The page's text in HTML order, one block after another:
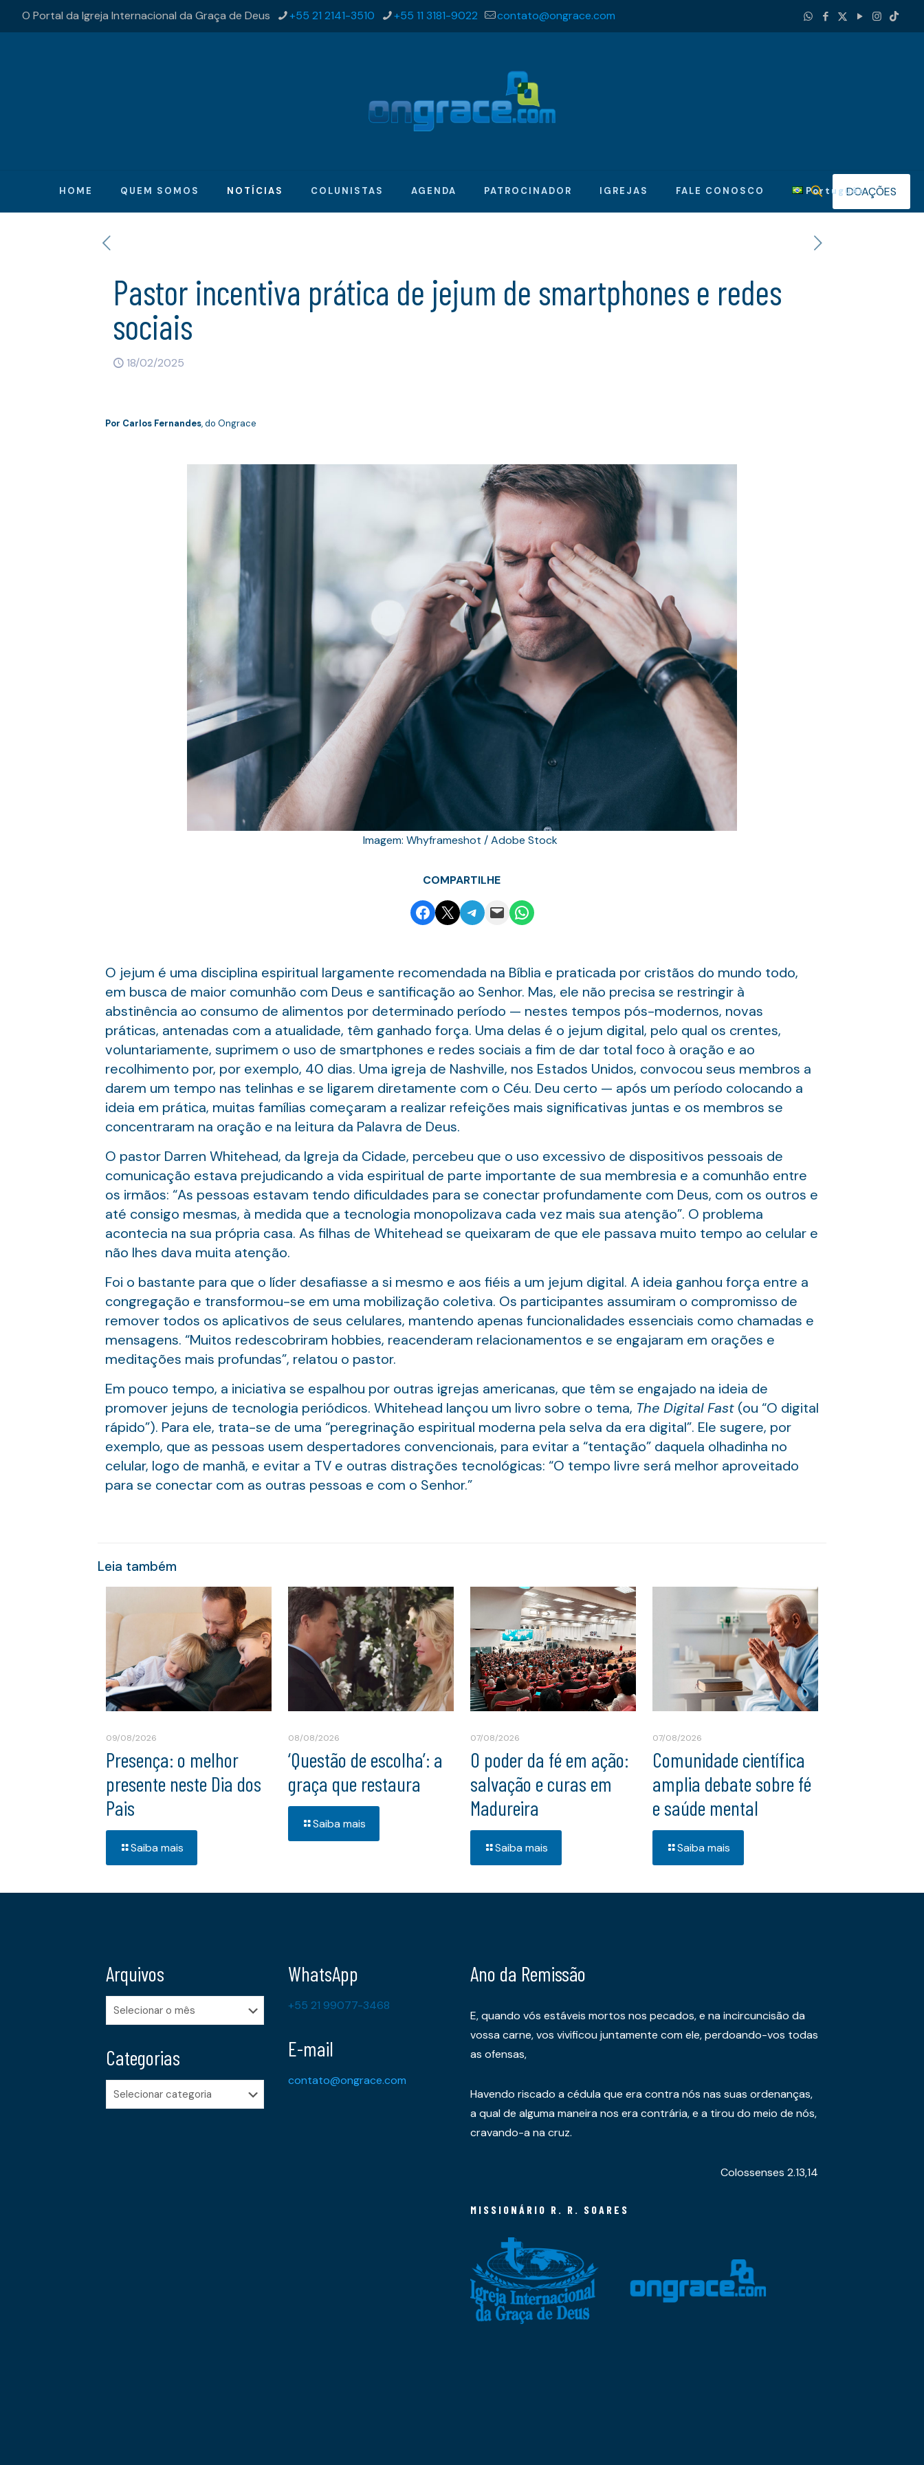
O Portal da Igreja Internacional da Graça de Deus +55 21 2141-3510 +55 11 3181-9022 contato@ongrace.com
HOME QUEM SOMOS NOTÍCIAS COLUNISTAS AGENDA PATROCINADOR IGREJAS FALE CONOSCO PortuguêsDOAÇÕES
Pastor incentiva prática de jejum de smartphones e redes
sociais
18/02/2025
Por Carlos Fernandes, do Ongrace
Imagem: Whyframeshot / Adobe Stock
COMPARTILHE
Share on Facebook
Email this PageShare on Telegram
Email this PageShare on WhatsApp
O jejum é uma disciplina espiritual largamente recomendada na Bíblia e praticada por cristãos do mundo todo,
em busca de maior comunhão com Deus e santificação ao Senhor. Mas, ele não precisa se restringir à
abstinência ao consumo de alimentos por determinado período — nestes tempos pós-modernos, novas
práticas, antenadas com a atualidade, têm ganhado força. Uma delas é o jejum digital, pelo qual os crentes,
voluntariamente, suprimem o uso de smartphones e redes sociais a fim de dar total foco à oração e ao
recolhimento por, por exemplo, 40 dias. Uma igreja de Nashville, nos Estados Unidos, convocou seus membros a
darem um tempo nas telinhas e se ligarem diretamente com o Céu. Deu certo — após um período colocando a
ideia em prática, muitas famílias começaram a realizar refeições mais significativas juntas e os membros se
concentraram na oração e na leitura da Palavra de Deus.
O pastor Darren Whitehead, da Igreja da Cidade, percebeu que o uso excessivo de dispositivos pessoais de
comunicação estava prejudicando a vida espiritual de parte importante de sua membresia e a comunhão entre
os irmãos: “As pessoas estavam tendo dificuldades para se conectar profundamente com Deus, com os outros e
até consigo mesmas, à medida que a tecnologia monopolizava cada vez mais sua atenção”. O problema
acontecia na sua própria casa. As filhas de Whitehead se queixaram de que ele passava muito tempo ao celular e
não lhes dava muita atenção.
Foi o bastante para que o líder desafiasse a si mesmo e aos fiéis a um jejum digital. A ideia ganhou força entre a
congregação e transformou-se em uma mobilização coletiva. Os participantes assumiram o compromisso de
remover todos os aplicativos de seus celulares, mantendo apenas funcionalidades essenciais como chamadas e
mensagens. “Muitos redescobriram hobbies, reacenderam relacionamentos e se engajaram em orações e
meditações mais profundas”, relatou o pastor.
Em pouco tempo, a iniciativa se espalhou por outras igrejas americanas, que têm se engajado na ideia de
promover jejuns de tecnologia periódicos. Whitehead lançou um livro sobre o tema, The Digital Fast(ou “O digital
rápido”). Para ele, trata-se de uma “peregrinação espiritual moderna pela selva da era digital”. Ele sugere, por
exemplo, que as pessoas usem despertadores convencionais, para evitar a “tentação” daquela olhadinha no
celular, logo de manhã, e evitar a TV e outras distrações tecnológicas: “O tempo livre será melhor aproveitado
para se conectar com as outras pessoas e com o Senhor.”
Leia também
09/08/2026
Presença: o melhor
presente neste Dia dos
Pais
Saiba mais
08/08/2026
‘Questão de escolha’: a
graça que restaura
Saiba mais
07/08/2026
O poder da fé em ação:
salvação e curas em
Madureira
Saiba mais
07/08/2026
Comunidade científica
amplia debate sobre fé
e saúde mental
Saiba mais
Arquivos
Arquivos
Categorias
Categorias
WhatsApp
+55 21 99077-3468
E-mail
contato@ongrace.com
Ano da Remissão
E, quando vós estáveis mortos nos pecados, e na incircuncisão da
vossa carne, vos vivificou juntamente com ele, perdoando-vos todas
as ofensas,
Havendo riscado a cédula que era contra nós nas suas ordenanças,
a qual de alguma maneira nos era contrária, e a tirou do meio de nós,
cravando-a na cruz.
Colossenses 2.13,14
MISSIONÁRIO R. R. SOARES